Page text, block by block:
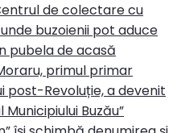
de colectare cu
buzoienii pot aduce
pubela de acasă
primul primar
post-Revoluție, a devenit
Buzău”